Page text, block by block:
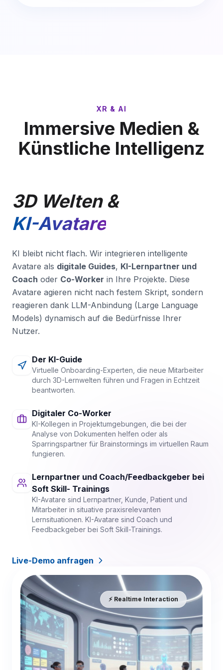
XR & AI
Immersive Medien &
Künstliche Intelligenz
⚡️ Realtime Interaction
3D Welten &
KI-Avatare
KI bleibt nicht flach. Wir integrieren intelligente
Avatare als digitale Guides, KI-Lernpartner und
Coach oder Co-Worker in Ihre Projekte. Diese
Avatare agieren nicht nach festem Skript, sondern
reagieren dank LLM-Anbindung (Large Language
Models) dynamisch auf die Bedürfnisse Ihrer
Nutzer.
Der KI-Guide
Virtuelle Onboarding-Experten, die neue Mitarbeiter
durch 3D-Lernwelten führen und Fragen in Echtzeit
beantworten.
Digitaler Co-Worker
KI-Kollegen in Projektumgebungen, die bei der
Analyse von Dokumenten helfen oder als
Sparringspartner für Brainstormings im virtuellen Raum
fungieren.
Lernpartner und Coach/Feedbackgeber bei
Soft Skill- Trainings
KI-Avatare sind Lernpartner, Kunde, Patient und
Mitarbeiter in situative praxisrelevanten
Lernsituationen. KI-Avatare sind Coach und
Feedbackgeber bei Soft Skill-Trainings.
Live-Demo anfragen